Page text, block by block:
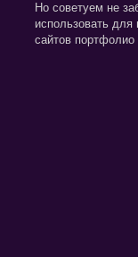
Но советуем не
использовать
сайтов портфолио